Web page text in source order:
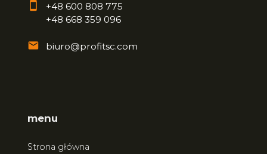
+48 600 808 775
+48 668 359 096
biuro@profitsc.com
menu
Strona główna